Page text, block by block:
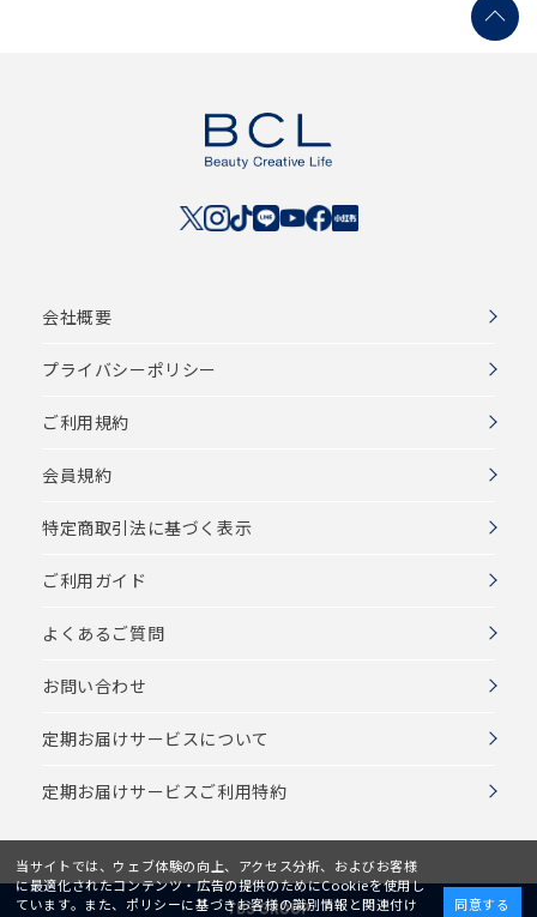
会社概要
プライバシーポリシー
ご利用規約
会員規約
特定商取引法に基づく表示
ご利用ガイド
よくあるご質問
お問い合わせ
定期お届けサービスについて
定期お届けサービスご利用特約
当サイトでは、ウェブ体験の向上、アクセス分析、およびお客様
に最適化されたコンテンツ・広告の提供のためにCookieを使用し
ています。また、ポリシーに基づきお客様の識別情報と関連付け
同意する